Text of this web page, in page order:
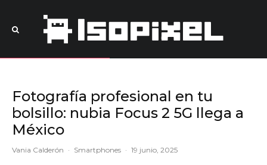
Fotografía profesional en tu
bolsillo: nubia Focus 2 5G llega a
México
Vania Calderón · Smartphones · 19 junio, 2025